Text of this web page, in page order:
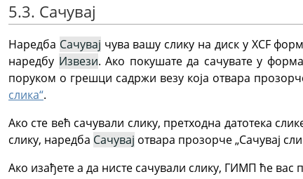
5.3. Сачувај
Наредба Сачувај чува вашу слику на диск у XCF
наредбу Извези. Ако покушате да сачувате у
поруком о грешци садржи везу која отвара
слика“.
Ако сте већ сачували слику, претходна датотека
слику, наредба Сачувај отвара прозорче „Сачувај
Ако изађете а да нисте сачували слику, ГИМП ће вас